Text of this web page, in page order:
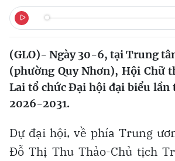
(GLO)- Ngày 30-6, tại Trung
(phường Quy Nhơn), Hội Chữ
Lai tổ chức Đại hội đại biểu
2026-2031.
Dự đại hội, về phía Trung
Đỗ Thị Thu Thảo-Chủ tịch